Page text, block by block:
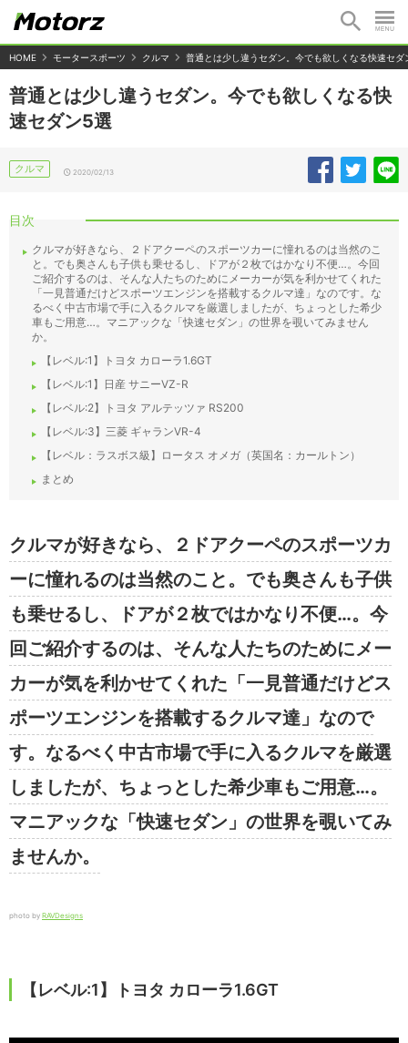
HOME モータースポーツ クルマ 普通とは少し違うセダン。今でも欲しくなる快速セダ
普通とは少し違うセダン。今でも欲しくなる快
速セダン5選
クルマ 2020/02/13
目次
クルマが好きなら、２ドアクーペのスポーツカーに憧れるのは当然のこ
と。でも奥さんも子供も乗せるし、ドアが２枚ではかなり不便…。今回
ご紹介するのは、そんな人たちのためにメーカーが気を利かせてくれた
「一見普通だけどスポーツエンジンを搭載するクルマ達」なのです。な
るべく中古市場で手に入るクルマを厳選しましたが、ちょっとした希少
車もご用意…。マニアックな「快速セダン」の世界を覗いてみません
か。
【レベル:1】トヨタ カローラ1.6GT
【レベル:1】日産 サニーVZ-R
【レベル:2】トヨタ アルテッツァ RS200
【レベル:3】三菱 ギャランVR-4
【レベル：ラスボス級】ロータス オメガ（英国名：カールトン）
まとめ
クルマが好きなら、２ドアクーペのスポーツカ
ーに憧れるのは当然のこと。でも奥さんも子供
も乗せるし、ドアが２枚ではかなり不便…。今
回ご紹介するのは、そんな人たちのためにメー
カーが気を利かせてくれた「一見普通だけどス
ポーツエンジンを搭載するクルマ達」なので
す。なるべく中古市場で手に入るクルマを厳選
しましたが、ちょっとした希少車もご用意…。
マニアックな「快速セダン」の世界を覗いてみ
ませんか。
photo by RAVDesigns
【レベル:1】トヨタ カローラ1.6GT